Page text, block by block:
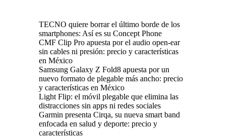
TECNO quiere borrar el último borde de los
smartphones: Así es su Concept Phone
CMF Clip Pro apuesta por el audio open-ear
sin cables ni presión: precio y características
en México
Samsung Galaxy Z Fold8 apuesta por un
nuevo formato de plegable más ancho: precio
y características en México
Light Flip: el móvil plegable que elimina las
distracciones sin apps ni redes sociales
Garmin presenta Cirqa, su nueva smart band
enfocada en salud y deporte: precio y
características